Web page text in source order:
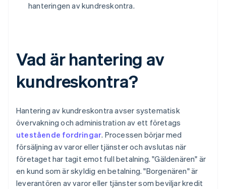
hanteringen av kundreskontra.
Vad är hantering av
kundreskontra?
Hantering av kundreskontra avser systematisk
övervakning och administration av ett företags
utestående fordringar. Processen börjar med
försäljning av varor eller tjänster och avslutas när
företaget har tagit emot full betalning. "Gäldenären" är
en kund som är skyldig en betalning. "Borgenären" är
leverantören av varor eller tjänster som beviljar kredit